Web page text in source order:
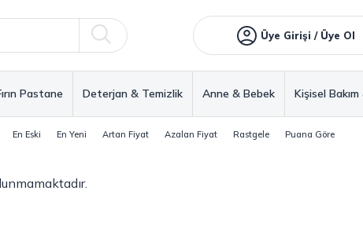
Üye Girişi / Üye Ol
Pastane Deterjan & Temizlik Anne & Bebek Kişisel
En Eski En Yeni Artan Fiyat Azalan Fiyat Rastgele Puana Göre